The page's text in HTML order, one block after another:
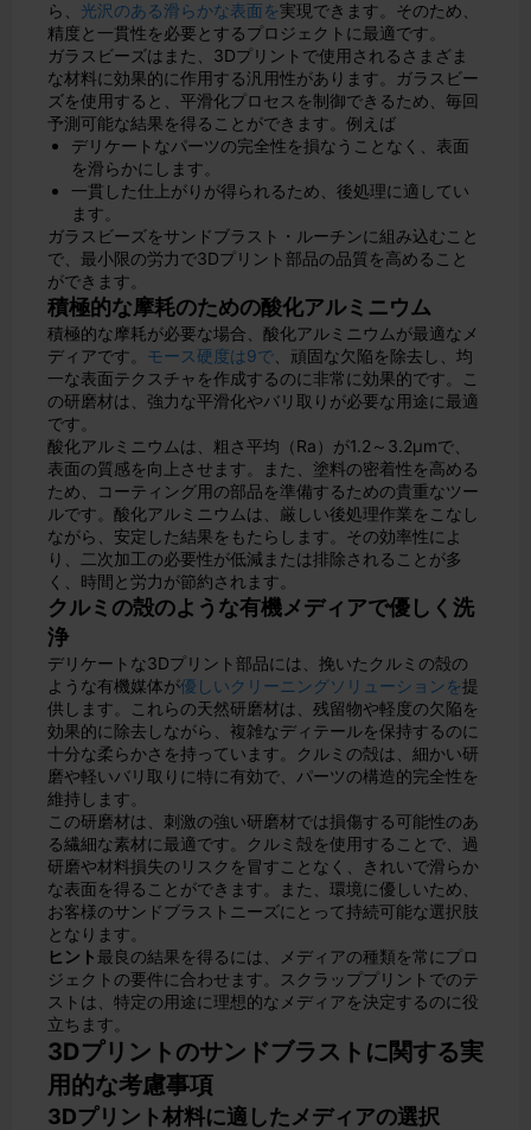
ら、 光沢のある滑らかな表面を実現できます。そのため、
精度と一貫性を必要とするプロジェクトに最適です。
ガラスビーズはまた、3Dプリントで使用されるさまざま
な材料に効果的に作用する汎用性があります。ガラスビー
ズを使用すると、平滑化プロセスを制御できるため、毎回
予測可能な結果を得ることができます。例えば
デリケートなパーツの完全性を損なうことなく、表面
を滑らかにします。
一貫した仕上がりが得られるため、後処理に適してい
ます。
ガラスビーズをサンドブラスト・ルーチンに組み込むこと
で、最小限の労力で3Dプリント部品の品質を高めること
ができます。
積極的な摩耗のための酸化アルミニウム
積極的な摩耗が必要な場合、酸化アルミニウムが最適なメ
ディアです。 モース硬度は9で 、頑固な欠陥を除去し、均
一な表面テクスチャを作成するのに非常に効果的です。こ
の研磨材は、強力な平滑化やバリ取りが必要な用途に最適
です。
酸化アルミニウムは、粗さ平均（Ra）が1.2～3.2μmで、
表面の質感を向上させます。また、塗料の密着性を高める
ため、コーティング用の部品を準備するための貴重なツー
ルです。酸化アルミニウムは、厳しい後処理作業をこなし
ながら、安定した結果をもたらします。その効率性によ
り、二次加工の必要性が低減または排除されることが多
く、時間と労力が節約されます。
クルミの殻のような有機メディアで優しく洗
浄
デリケートな3Dプリント部品には、挽いたクルミの殻の
ような有機媒体が優しいクリーニングソリューションを提
供します。これらの天然研磨材は、残留物や軽度の欠陥を
効果的に除去しながら、複雑なディテールを保持するのに
十分な柔らかさを持っています。クルミの殻は、細かい研
磨や軽いバリ取りに特に有効で、パーツの構造的完全性を
維持します。
この研磨材は、刺激の強い研磨材では損傷する可能性のあ
る繊細な素材に最適です。クルミ殻を使用することで、過
研磨や材料損失のリスクを冒すことなく、きれいで滑らか
な表面を得ることができます。また、環境に優しいため、
お客様のサンドブラストニーズにとって持続可能な選択肢
となります。
ヒント 最良の結果を得るには、メディアの種類を常にプロ
ジェクトの要件に合わせます。スクラッププリントでのテ
ストは、特定の用途に理想的なメディアを決定するのに役
立ちます。
3Dプリントのサンドブラストに関する実
用的な考慮事項
3Dプリント材料に適したメディアの選択